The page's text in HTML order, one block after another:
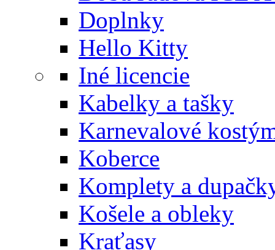
Doplnky
Hello Kitty
Iné licencie
Kabelky a tašky
Karnevalové
Koberce
Komplety a
Košele a obleky
Kraťasy